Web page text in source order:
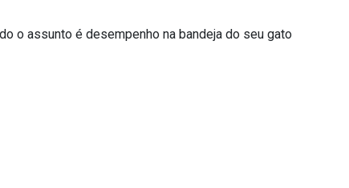
o assunto é desempenho na bandeja do seu gato